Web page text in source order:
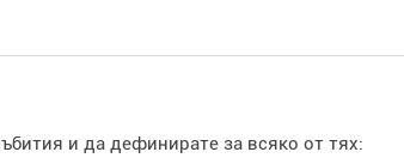
и да дефинирате за всяко от тях: